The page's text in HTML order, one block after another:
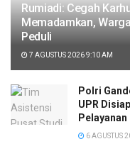
Rumiadi: Cegah
Memadamkan,
Peduli
7 AGUSTUS 2026 9:10 AM
Polri
UPR
6 AGUSTUS